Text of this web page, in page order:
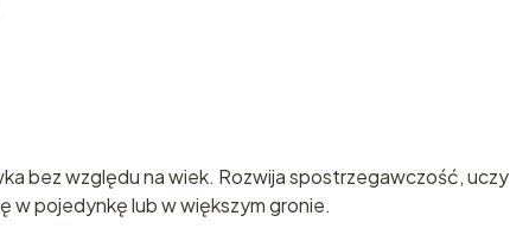
bez względu na wiek. Rozwija spostrzegawczość, uczy
w pojedynkę lub w większym gronie.